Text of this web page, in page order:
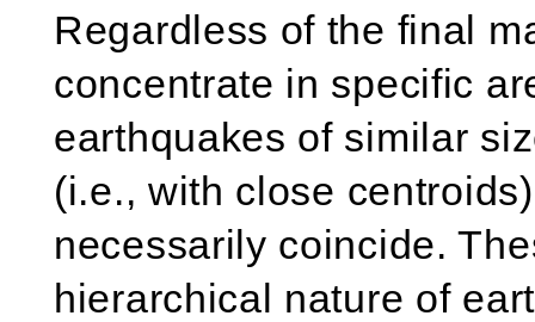
Regardless of the final
concentrate in specific
earthquakes of similar
(i.e., with close
necessarily coincide.
hierarchical nature of